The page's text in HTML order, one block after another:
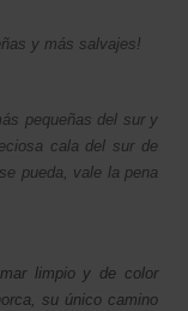
y más salvajes!
pequeñas del sur y
cala del sur de
pueda, vale la pena
limpio y de color
su único camino